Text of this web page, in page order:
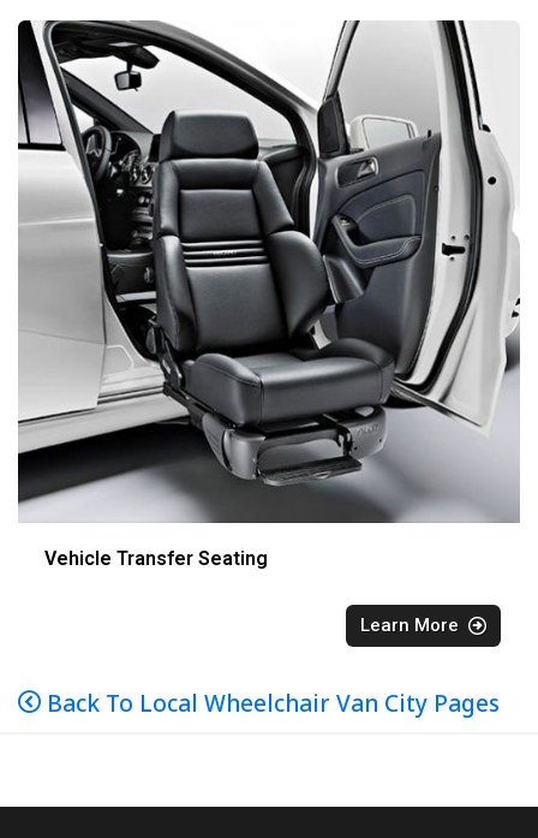
Vehicle Transfer Seating
Learn More
Back To Local Wheelchair Van City Pages